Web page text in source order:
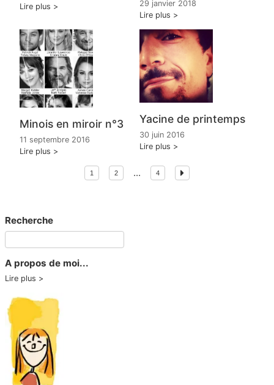
Lire plus
29 janvier 2018
Lire plus
Minois en miroir n°3
11 septembre 2016
Lire plus
Yacine de printemps
30 juin 2016
Lire plus
1 2 ... 4
Recherche
A propos de moi...
Lire plus